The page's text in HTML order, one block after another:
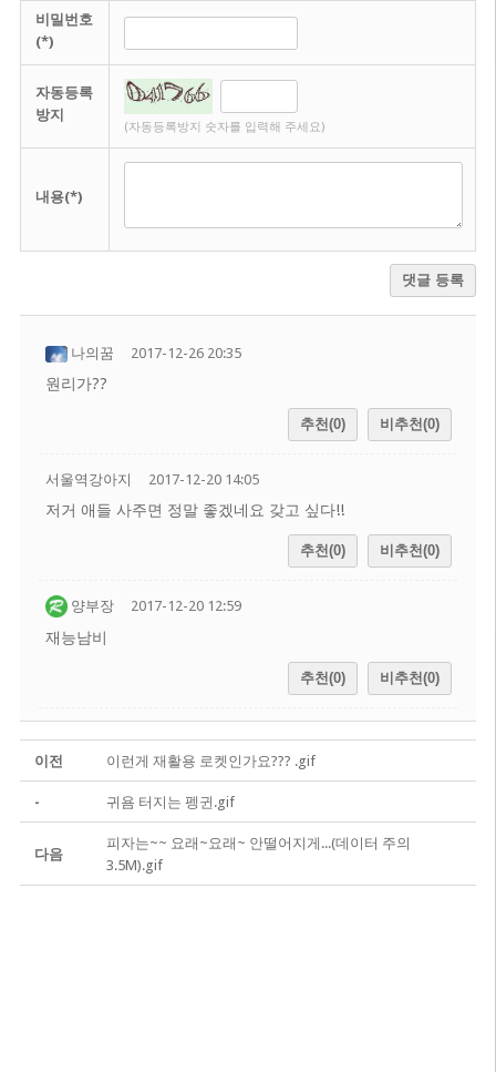
비밀번호
(*)
자동등록
방지
(자동등록방지 숫자를 입력해 주세요)
내용(*)
댓글 등록
나의꿈 2017-12-26 20:35
원리가??
추천(0) 비추천(0)
서울역강아지 2017-12-20 14:05
저거 애들 사주면 정말 좋겠네요 갖고 싶다!!
추천(0) 비추천(0)
양부장 2017-12-20 12:59
재능남비
추천(0) 비추천(0)
이전 이런게 재활용 로켓인가요??? .gif
- 귀욤 터지는 펭귄.gif
다음
피자는~~ 요래~요래~ 안떨어지게...(데이터 주의
3.5M).gif